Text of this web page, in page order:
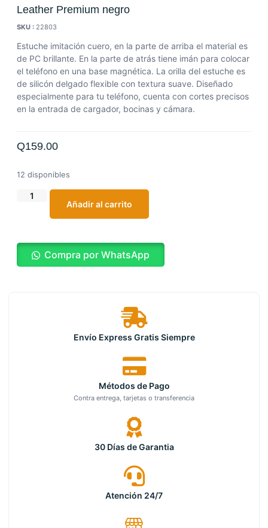
Leather Premium negro
SKU : 22803
Estuche imitación cuero, en la parte de arriba el material es
de PC brillante. En la parte de atrás tiene imán para colocar
el teléfono en una base magnética. La orilla del estuche es
de silicón delgado flexible con textura suave. Diseñado
especialmente para tu teléfono, cuenta con cortes precisos
en la entrada de cargador, bocinas y cámara.
Q159.00
12 disponibles
Añadir al carrito
Compra por WhatsApp
Envío Express Gratis Siempre
Métodos de Pago
Contra entrega, tarjetas o transferencia
30 Días de Garantia
Atención 24/7